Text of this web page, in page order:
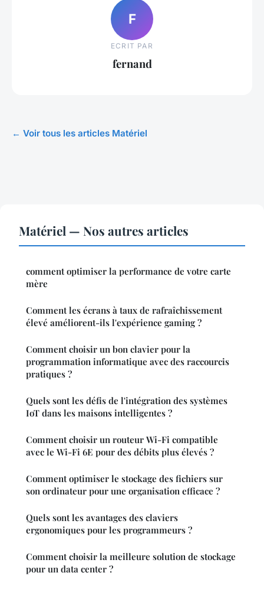
F
ECRIT PAR
fernand
← Voir tous les articles Matériel
Matériel — Nos autres articles
comment optimiser la performance de votre carte
mère
Comment les écrans à taux de rafraîchissement
élevé améliorent-ils l'expérience gaming ?
Comment choisir un bon clavier pour la
programmation informatique avec des raccourcis
pratiques ?
Quels sont les défis de l'intégration des systèmes
IoT dans les maisons intelligentes ?
Comment choisir un routeur Wi-Fi compatible
avec le Wi-Fi 6E pour des débits plus élevés ?
Comment optimiser le stockage des fichiers sur
son ordinateur pour une organisation efficace ?
Quels sont les avantages des claviers
ergonomiques pour les programmeurs ?
Comment choisir la meilleure solution de stockage
pour un data center ?